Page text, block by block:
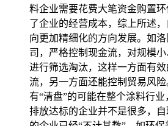
料企业需要花费大笔资金购置
了企业的经营成本，综上所述
向更加精细化的方向发展。如
司，严格控制现金流，对规模
进行筛选淘汰，这样一方面有
流，另一方面还能控制贸易风
有“清盘”的可能在整个涂料行业
排放达标的企业并不是很多，